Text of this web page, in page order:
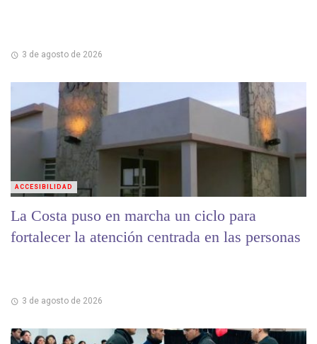
3 de agosto de 2026
La Costa puso en marcha un ciclo para
fortalecer la atención centrada en las personas
3 de agosto de 2026
ACCESIBILIDAD